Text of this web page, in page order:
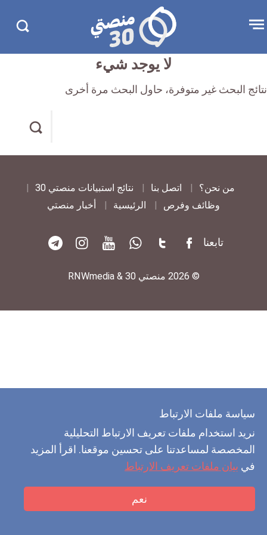
سياسة ملفات الارتباط
نريد استخدام ملفات تعريف الارتباط التحليلية
المخصصة لمساعدتنا على تحسين موقعنا. اقرأ المزيد
في بيان ملفات تعريف الارتباط
نعم
الإعلان
Open
menu
منصتي
30
لا يوجد شيء
نتائج البحث غير متوفرة، حاول البحث مرة أخرى
من نحن؟ اتصل بنا
نتائج استبيانات منصتي 30
وظائف وفرص
الرئيسية أخبار منصتي
تابعنا
© 2026 منصتي 30 & RNWmedia